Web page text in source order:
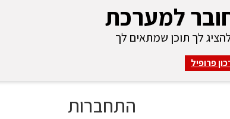
למערכת
לך תוכן שמתאים לך
פרופיל
התחברות